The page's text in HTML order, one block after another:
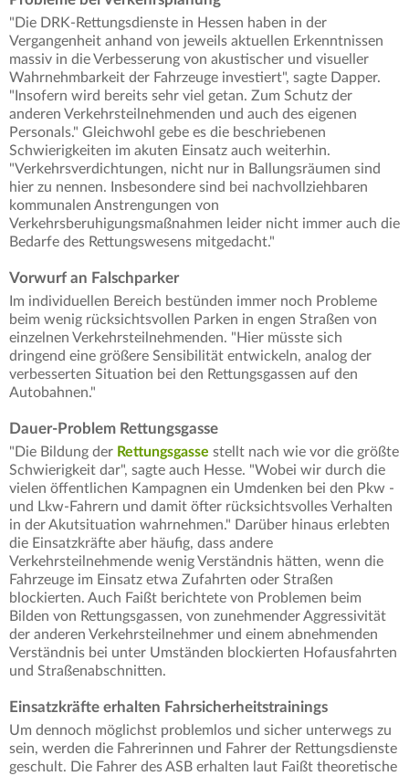
"Die DRK-Rettungsdienste in Hessen haben in der
Vergangenheit anhand von jeweils aktuellen Erkenntnissen
massiv in die Verbesserung von akustischer und visueller
Wahrnehmbarkeit der Fahrzeuge investiert", sagte Dapper.
"Insofern wird bereits sehr viel getan. Zum Schutz der
anderen Verkehrsteilnehmenden und auch des eigenen
Personals." Gleichwohl gebe es die beschriebenen
Schwierigkeiten im akuten Einsatz auch weiterhin.
"Verkehrsverdichtungen, nicht nur in Ballungsräumen sind
hier zu nennen. Insbesondere sind bei nachvollziehbaren
kommunalen Anstrengungen von
Verkehrsberuhigungsmaßnahmen leider nicht immer auch die
Bedarfe des Rettungswesens mitgedacht."
Vorwurf an Falschparker
Im individuellen Bereich bestünden immer noch Probleme
beim wenig rücksichtsvollen Parken in engen Straßen von
einzelnen Verkehrsteilnehmenden. "Hier müsste sich
dringend eine größere Sensibilität entwickeln, analog der
verbesserten Situation bei den Rettungsgassen auf den
Autobahnen."
Dauer-Problem Rettungsgasse
"Die Bildung der Rettungsgasse stellt nach wie vor die größte
Schwierigkeit dar", sagte auch Hesse. "Wobei wir durch die
vielen öffentlichen Kampagnen ein Umdenken bei den Pkw -
und Lkw-Fahrern und damit öfter rücksichtsvolles Verhalten
in der Akutsituation wahrnehmen." Darüber hinaus erlebten
die Einsatzkräfte aber häufig, dass andere
Verkehrsteilnehmende wenig Verständnis hätten, wenn die
Fahrzeuge im Einsatz etwa Zufahrten oder Straßen
blockierten. Auch Faißt berichtete von Problemen beim
Bilden von Rettungsgassen, von zunehmender Aggressivität
der anderen Verkehrsteilnehmer und einem abnehmenden
Verständnis bei unter Umständen blockierten Hofausfahrten
und Straßenabschnitten.
Einsatzkräfte erhalten Fahrsicherheitstrainings
Um dennoch möglichst problemlos und sicher unterwegs zu
sein, werden die Fahrerinnen und Fahrer der Rettungsdienste
geschult. Die Fahrer des ASB erhalten laut Faißt theoretische